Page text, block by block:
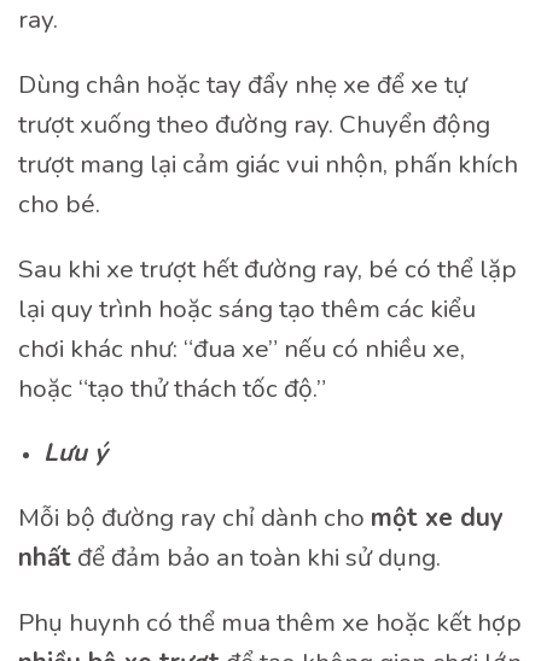
ray.
Dùng chân hoặc tay đẩy nhẹ xe để xe tự
trượt xuống theo đường ray. Chuyển động
trượt mang lại cảm giác vui nhộn, phấn khích
cho bé.
Sau khi xe trượt hết đường ray, bé có thể lặp
lại quy trình hoặc sáng tạo thêm các kiểu
chơi khác như: “đua xe” nếu có nhiều xe,
hoặc “tạo thử thách tốc độ.”
Lưu ý
Mỗi bộ đường ray chỉ dành cho một xe duy
nhất để đảm bảo an toàn khi sử dụng.
Phụ huynh có thể mua thêm xe hoặc kết hợp